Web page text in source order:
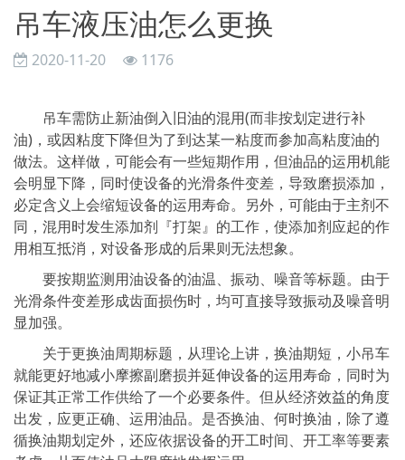
吊车液压油怎么更换
2020-11-20 1176
吊车需防止新油倒入旧油的混用(而非按划定进行补
油)，或因粘度下降但为了到达某一粘度而参加高粘度油的
做法。这样做，可能会有一些短期作用，但油品的运用机能
会明显下降，同时使设备的光滑条件变差，导致磨损添加，
必定含义上会缩短设备的运用寿命。另外，可能由于主剂不
同，混用时发生添加剂『打架』的工作，使添加剂应起的作
用相互抵消，对设备形成的后果则无法想象。
要按期监测用油设备的油温、振动、噪音等标题。由于
光滑条件变差形成齿面损伤时，均可直接导致振动及噪音明
显加强。
关于更换油周期标题，从理论上讲，换油期短，小吊车
就能更好地减小摩擦副磨损并延伸设备的运用寿命，同时为
保证其正常工作供给了一个必要条件。但从经济效益的角度
出发，应更正确、运用油品。是否换油、何时换油，除了遵
循换油期划定外，还应依据设备的开工时间、开工率等要素